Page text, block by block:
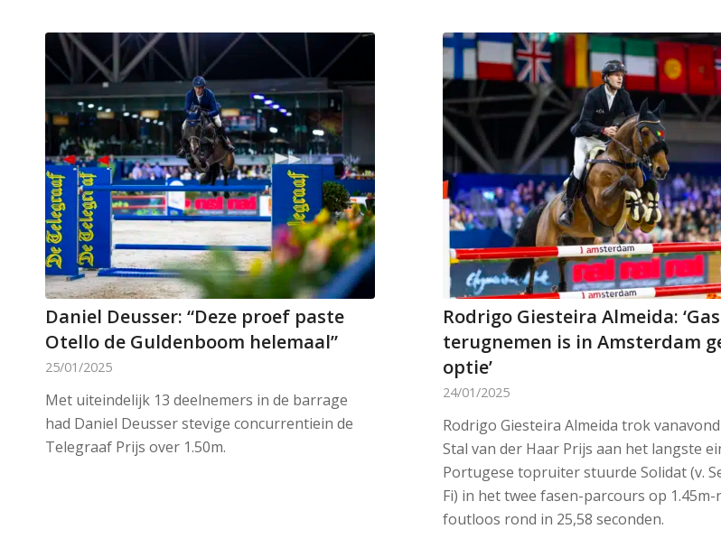
Daniel Deusser: “Deze proef paste
Otello de Guldenboom helemaal”
25/01/2025
Met uiteindelijk 13 deelnemers in de barrage
had Daniel Deusser stevige concurrentiein de
Telegraaf Prijs over 1.50m.
Rodrigo Giesteira Almeida: ‘Gas
terugnemen is in Amsterdam
optie’
24/01/2025
Rodrigo Giesteira Almeida trok
Stal van der Haar Prijs aan het langste
Portugese topruiter stuurde Solidat (v.
Fi) in het twee fasen-parcours op 1.45m-
foutloos rond in 25,58 seconden.